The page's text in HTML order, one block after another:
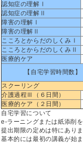
認知症の理解Ⅰ
認知症の理解Ⅱ
障害の理解Ⅰ
障害の理解Ⅱ
こころとからだのしくみⅠ
こころとからだのしくみⅡ
医療的ケア
【自宅学習時間数】
スクーリング
介護過程Ⅲ（６日間）
医療的ケア（２日間）
自宅学習について
e-ラーニングまたは紙添削
提出期限の定めは特にあり
基本的には最初の講義が始